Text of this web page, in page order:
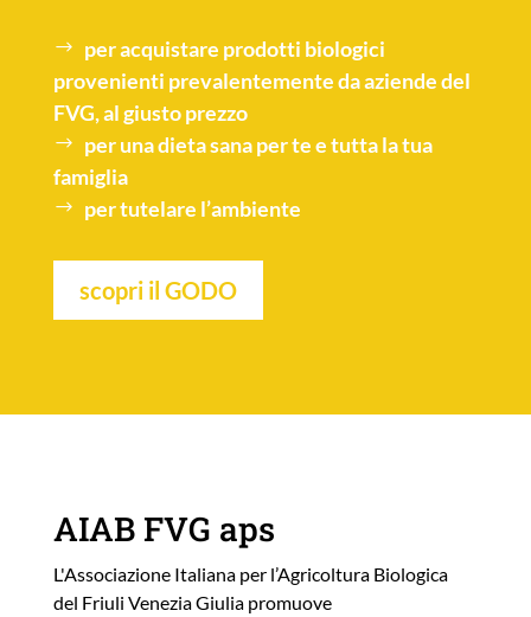
per acquistare prodotti biologici
provenienti prevalentemente da aziende del
FVG, al giusto prezzo
per unadieta sanaper te e tutta la tua
famiglia
per tutelare l’ambiente
scopri il GODO
AIAB FVG aps
L'Associazione Italiana per l’Agricoltura Biologica
del Friuli Venezia Giulia promuove